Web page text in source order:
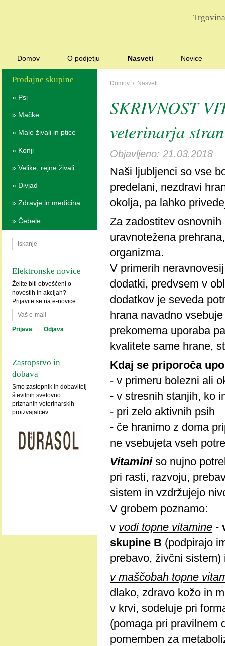
Domov O podjetju Nasveti Novice
Prodajne skupine
» Psi
» Mačke
» Male živali in ptice
» Konji
» Velike, rejne živali
» Divjad
» Zdravje in medicina
» Čebele
Elektronske novice
Želite biti obveščeni o
novostih in akcijah?
Prijavite se na e-novice.
Prijava Odjava
Zastopstvo in
dobava
Smo zastopnik in dobavitelj
številnih svetovno
priznanih veterinarskih
proizvajalcev.
Domov / Nasveti
SKRIVNOST
veterinarja stran
Objavljeno: 21.03.2018
Naši ljubljenci so vse
predelani, nezdravi
okolja, pa lahko
Za zadostitev
uravnotežena
organizma.
V primerih
dodatki, predvsem v
dodatkov je seveda
hrana navadno
prekomerna uporaba
kvalitete same hrane,
Kdaj se priporoča
- v primeru bolezni ali
- v stresnih stanjih, ko
- pri zelo aktivnih psih
- če hranimo z doma
ne vsebujeta vseh
Vitaminiso nujno
pri rasti, razvoju,
sistem in vzdržujejo
V grobem poznamo:
v vodi topne vitamine -
skupine B (podpirajo
prebavo, živčni sistem)
v maščobah topne
dlako, zdravo kožo in
v krvi, sodeluje pri
(pomaga pri pravilnem
pomemben za